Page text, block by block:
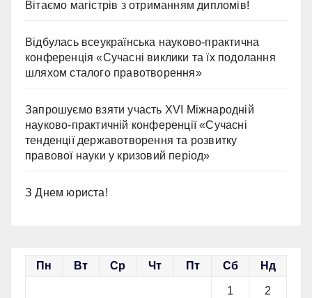
Вітаємо магістрів з отриманням дипломів!
Відбулась всеукраїнська науково-практична
конференція «Сучасні виклики та їх подолання
шляхом сталого правотворення»
Запрошуємо взяти участь ХVІ Міжнародній
науково-практичній конференції «Сучасні
тенденції державотворення та розвитку
правової науки у кризовий період»
З Днем юриста!
Пн Вт Ср Чт Пт Сб Нд
1 2